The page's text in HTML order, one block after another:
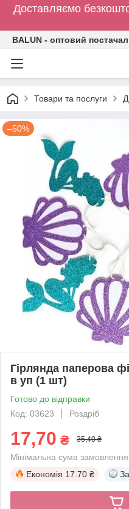
Доставляємо
BALUN - оптовий
Товари та послуги
–50%
Гірлянда паперова
в уп (1 шт)
Готово до відправки
Код: 03623
Роздріб
17,70 ₴ 35,40 ₴
Мінімальна сума
Економія 17.70 ₴